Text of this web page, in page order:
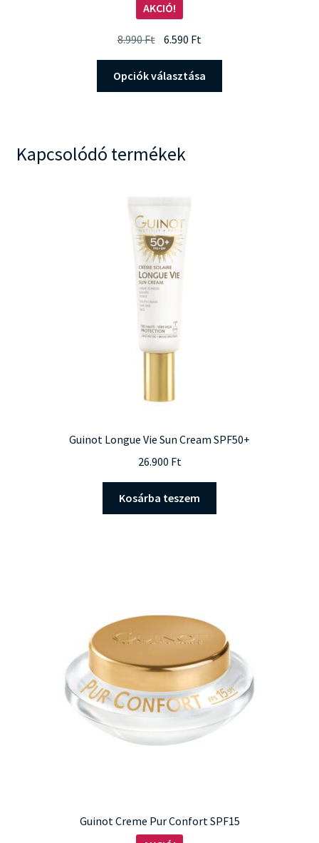
AKCIÓ!
8.990Ft Original
price
was:
8.990 Ft.
6.590 Ft
price
is:
6.590 Ft.
Opciók választása
Kapcsolódó termékek
Guinot Longue Vie Sun Cream SPF50+
26.900 Ft
Kosárba teszem
Guinot Creme Pur Confort SPF15